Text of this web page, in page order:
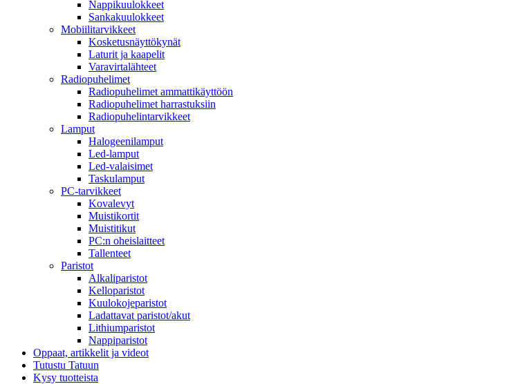
Nappikuulokkeet
Sankakuulokkeet
Mobiilitarvikkeet
Kosketusnäyttökynät
Laturit ja kaapelit
Varavirtalähteet
Radiopuhelimet
Radiopuhelimet ammattikäyttöön
Radiopuhelimet harrastuksiin
Radiopuhelintarvikkeet
Lamput
Halogeenilamput
Led-lamput
Led-valaisimet
Taskulamput
PC-tarvikkeet
Kovalevyt
Muistikortit
Muistitikut
PC:n oheislaitteet
Tallenteet
Paristot
Alkaliparistot
Kelloparistot
Kuulokojeparistot
Ladattavat paristot/akut
Lithiumparistot
Nappiparistot
Oppaat, artikkelit ja videot
Tutustu Tatuun
Kysy tuotteista